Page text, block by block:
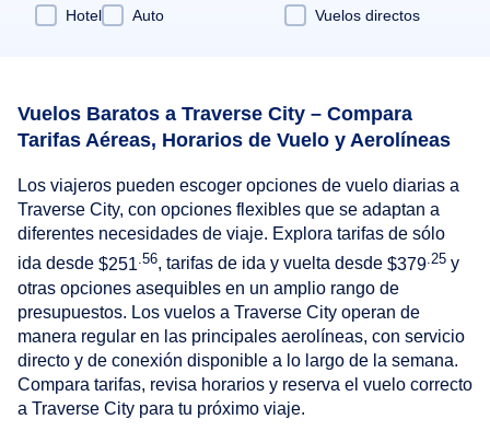
Hotel
Auto Vuelos directos
Vuelos Baratos a Traverse City – Compara
Tarifas Aéreas, Horarios de Vuelo y Aerolíneas
Los viajeros pueden escoger opciones de vuelo diarias a
Traverse City, con opciones flexibles que se adaptan a
diferentes necesidades de viaje. Explora tarifas de sólo
ida desde $251 .56, tarifas de ida y vuelta desde $379 .25 y
otras opciones asequibles en un amplio rango de
presupuestos. Los vuelos a Traverse City operan de
manera regular en las principales aerolíneas, con servicio
directo y de conexión disponible a lo largo de la semana.
Compara tarifas, revisa horarios y reserva el vuelo correcto
a Traverse City para tu próximo viaje.